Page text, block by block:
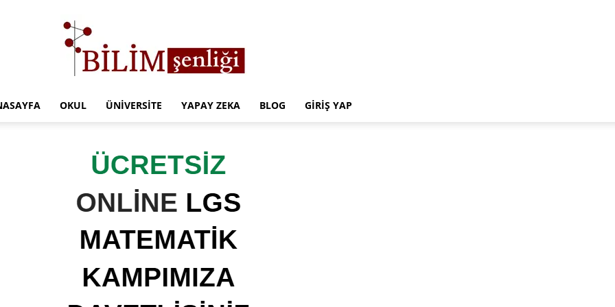
Eğitim
OKUL ÜNIVERSITE YAPAY ZEKA BLOG GIRIŞ YAP